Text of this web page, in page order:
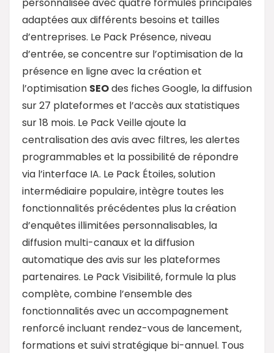
adaptées aux différents besoins et tailles
d’entreprises. Le Pack Présence, niveau
d’entrée, se concentre sur l’optimisation de la
présence en ligne avec la création et
l’optimisation SEOdes fiches Google, la diffusion
sur 27 plateformes et l’accès aux statistiques
sur 18 mois. Le Pack Veille ajoute la
centralisation des avis avec filtres, les alertes
programmables et la possibilité de répondre
via l’interface IA. Le Pack Étoiles, solution
intermédiaire populaire, intègre toutes les
fonctionnalités précédentes plus la création
d’enquêtes illimitées personnalisables, la
diffusion multi-canaux et la diffusion
automatique des avis sur les plateformes
partenaires. Le Pack Visibilité, formule la plus
complète, combine l’ensemble des
fonctionnalités avec un accompagnement
renforcé incluant rendez-vous de lancement,
formations et suivi stratégique bi-annuel. Tous